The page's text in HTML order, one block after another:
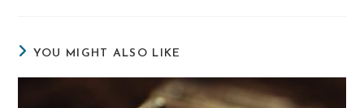
YOU MIGHT ALSO LIKE